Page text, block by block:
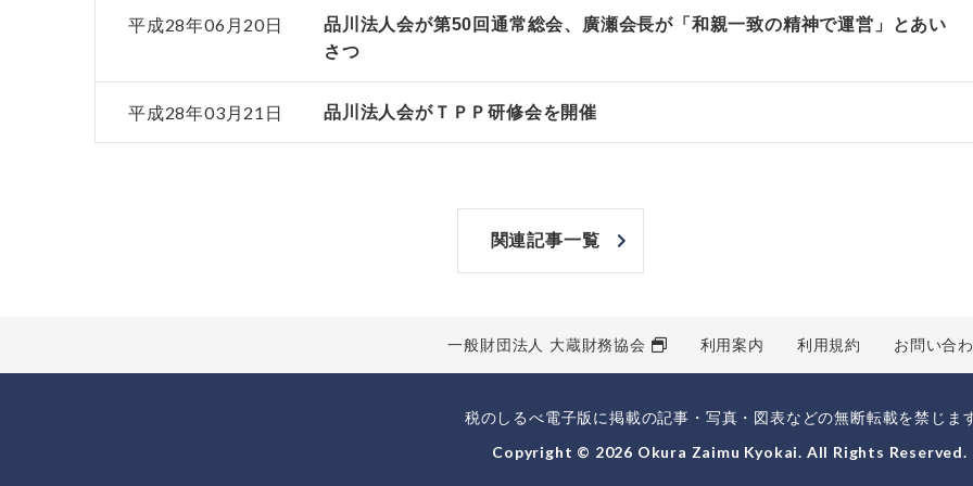
平成28年06月20日
品川法人会が第50回通常総会、廣瀬会長が「和親一致の精神で運営」とあい
さつ
平成28年03月21日 品川法人会がＴＰＰ研修会を開催
関連記事一覧
一般財団法人 大蔵財務協会 利用案内 利用規約 お問い合
税のしるべ電子版に掲載の記事・写真・図表などの無断転載を禁じま
Copyright © 2026 Okura Zaimu Kyokai. All Rights Reserved.